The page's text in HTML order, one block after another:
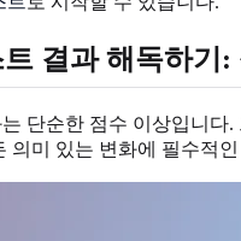
결과 해독하기:
단순한 점수 이상입니다
의미 있는 변화에 필수적